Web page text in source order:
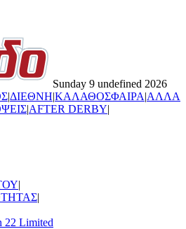
Sunday 9 undefined 2026
|ΔΙΕΘΝΗ|ΚΑΛΑΘΟΣΦΑΙΡΑ|ΑΛΛΑ
|AFTER DERBY|
|
|
22 Limited